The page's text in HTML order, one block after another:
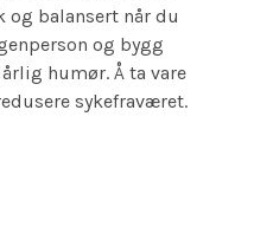
og balansert når du
og bygg
humør. Å ta vare
sykefraværet.